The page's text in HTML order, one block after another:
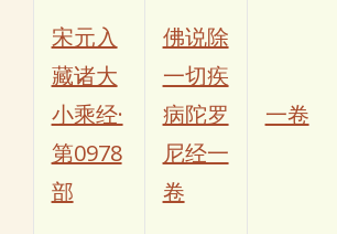
宋元入
藏诸大
小乘经·
第0978
部
佛说除
一切疾
病陀罗
尼经一
卷
一卷